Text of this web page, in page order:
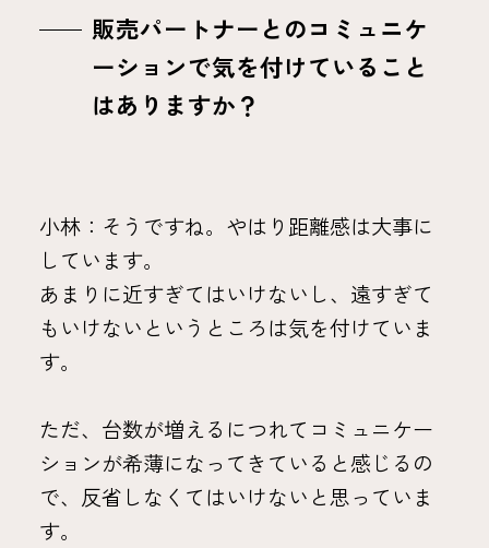
販売パートナーとのコミュニケ
ーションで気を付けていること
はありますか？
小林：そうですね。やはり距離感は大事に
しています。
あまりに近すぎてはいけないし、遠すぎて
もいけないというところは気を付けていま
す。
ただ、台数が増えるにつれてコミュニケー
ションが希薄になってきていると感じるの
で、反省しなくてはいけないと思っていま
す。